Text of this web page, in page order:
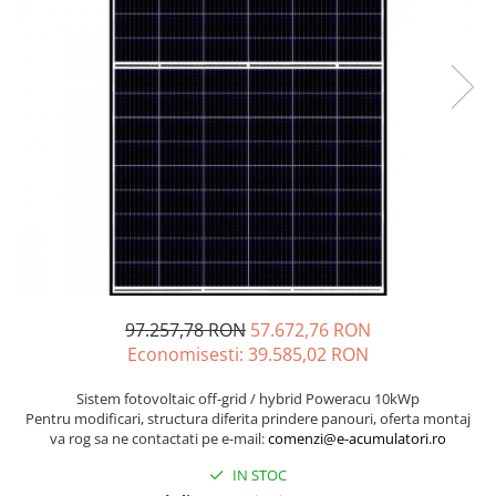
Incarcatoare acumulatori
Panouri fotovoltaice si accesorii
Panouri fotovoltaice
Sisteme prindere panouri
Invertoare On-grid
Invertoare Off-grid
Controlere solare
Convertoare de tensiune
Sisteme de stocare energie
97.257,78 RON 57.672,76 RON
Economisesti: 39.585,02 RON
Sistem fotovoltaic off-grid / hybrid Poweracu 10kWp
Pentru modificari, structura diferita prindere panouri, oferta montaj
va rog sa ne contactati pe e-mail:comenzi@e-acumulatori.ro
IN STOC